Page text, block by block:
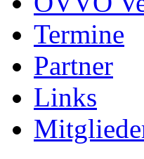
Termine
Partner
Links